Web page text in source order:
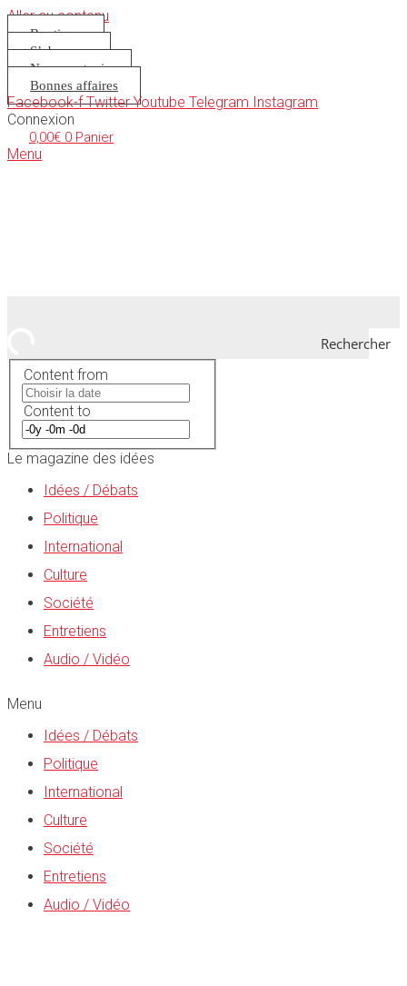
Aller au contenu
Boutique
S’abonner
Nous soutenir
Bonnes affaires
Facebook-f Twitter Youtube Telegram Instagram
Connexion
0,00€ 0 Panier
Menu
Rechercher
Content from
Content to
Le magazine des idées
Idées / Débats
Politique
International
Culture
Société
Entretiens
Audio / Vidéo
Menu
Idées / Débats
Politique
International
Culture
Société
Entretiens
Audio / Vidéo